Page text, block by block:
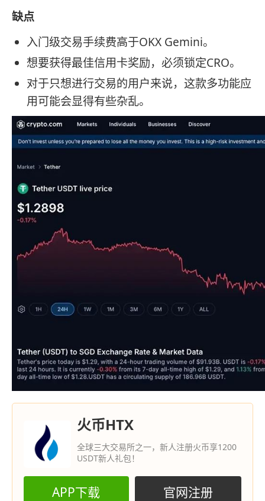
缺点
入门级交易手续费高于OKX Gemini。
想要获得最佳信用卡奖励，必须锁定CRO。
对于只想进行交易的用户来说，这款多功能应
用可能会显得有些杂乱。
火币HTX
全球三大交易所之一，新人注册火币享1200
USDT新人礼包！
APP下载 官网注册